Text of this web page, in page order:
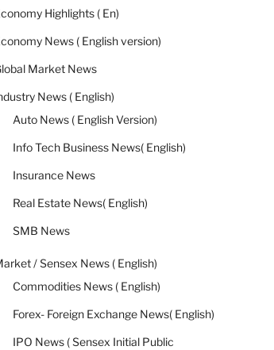
Highlights ( En)
News ( English version)
Market News
News ( English)
Auto News ( English Version)
Info Tech Business News( English)
Insurance News
Real Estate News( English)
SMB News
/ Sensex News ( English)
Commodities News ( English)
Forex- Foreign Exchange News( English)
IPO News ( Sensex Initial Public